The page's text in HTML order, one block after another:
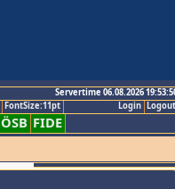
Servertime 06.08.2026
Logout
Login
FontSize:11pt
ÖSB FIDE